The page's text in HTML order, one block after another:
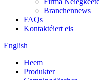
Firma
Branchennews
FAQs
Kontaktéiert eis
English
Heem
Produkter